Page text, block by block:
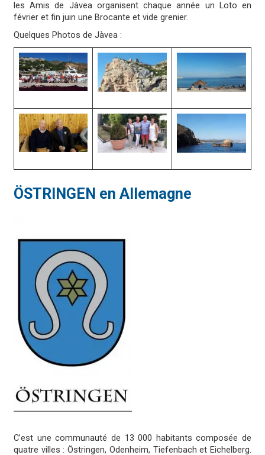
les Amis de Jàvea organisent chaque année un Loto en
février et fin juin une Brocante et vide grenier.
Quelques Photos de Jàvea :
ÖSTRINGEN en Allemagne
C’est une communauté de 13 000 habitants composée de
quatre villes : Östringen, Odenheim, Tiefenbach et Eichelberg.